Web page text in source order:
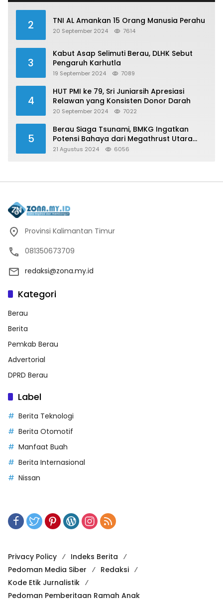
2 TNI AL Amankan 15 Orang Manusia Perahu
20 September 2024 7614
3
Kabut Asap Selimuti Berau, DLHK Sebut
Pengaruh Karhutla
19 September 2024 7089
4
HUT PMI ke 79, Sri Juniarsih Apresiasi
Relawan yang Konsisten Donor Darah
20 September 2024 7022
5
Berau Siaga Tsunami, BMKG Ingatkan
Potensi Bahaya dari Megathrust Utara
Sulawesi
21 Agustus 2024 6056
Provinsi Kalimantan Timur
081350673709
redaksi@zona.my.id
Kategori
Berau
Berita
Pemkab Berau
Advertorial
DPRD Berau
Label
Berita Teknologi
Berita Otomotif
Manfaat Buah
Berita Internasional
Nissan
Privacy Policy
Indeks Berita
Pedoman Media Siber
Redaksi
Kode Etik Jurnalistik
Pedoman Pemberitaan Ramah Anak